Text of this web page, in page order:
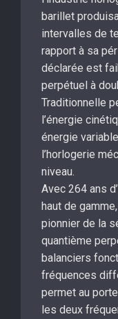
barillet
intervalles de
rapport à sa
déclarée est
perpétuel à
Traditionnelle
l’énergie
énergie
l’horlogerie
niveau.
Avec 264 ans
haut de
pionnier de la
quantième
balanciers
fréquences
permet au
les deux